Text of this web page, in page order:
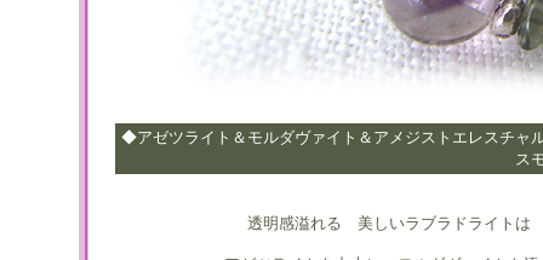
◆アゼツライト＆モルダヴァイト＆アメジストエレスチャ
ス
透明感溢れる 美しいラブラドライトは